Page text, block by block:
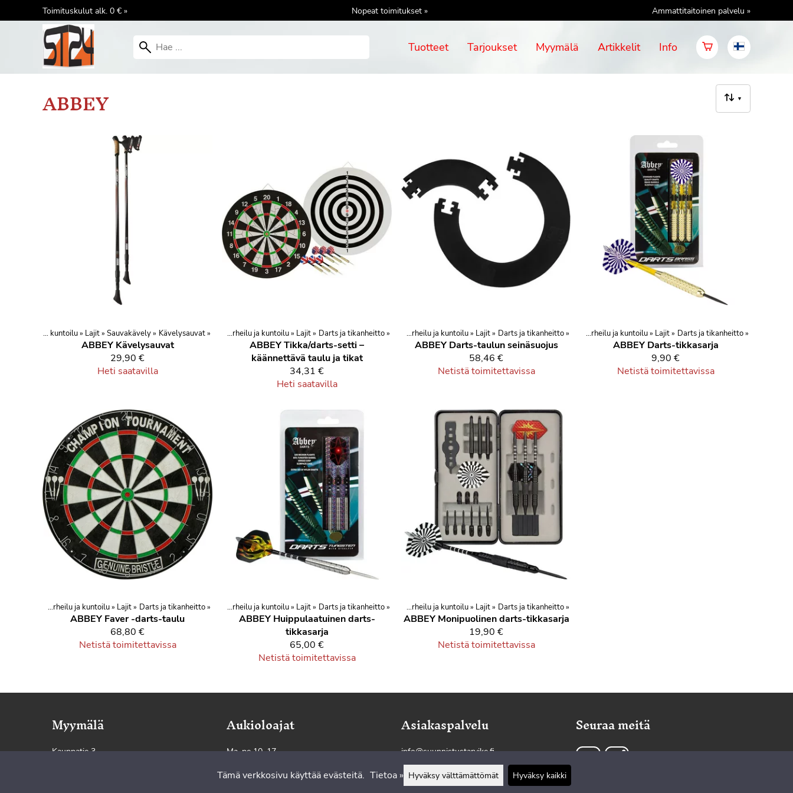
Toimituskulut alk. 0 € » Nopeat toimitukset » Ammattitaitoinen palvelu »
Tuotteet Tarjoukset Myymälä Artikkelit Info
▼
ABBEY
Urheilu ja kuntoilu‪» Lajit‪» Sauvakävely‪» Kävelysauvat‪»
ABBEY Kävelysauvat
29,90 €
Heti saatavilla
Tuotteet‪»Urheilu ja vapaa-aika Urheilu ja kuntoilu‪» Lajit‪» Darts ja tikanheitto‪»
ABBEY Tikka/darts-setti –
käännettävä taulu ja tikat
34,31 €
Heti saatavilla
Tuotteet ‪»Urheilu ja vapaa-aika Urheilu ja kuntoilu‪» Lajit‪» Darts ja tikanheitto‪»
ABBEY Darts-taulun seinäsuojus
58,46 €
Netistä toimitettavissa
Tuotteet ‪»Urheilu ja vapaa-aika Urheilu ja kuntoilu‪» Lajit‪» Darts ja tikanheitto‪»
ABBEY Darts-tikkasarja
9,90 €
Netistä toimitettavissa
Urheilu ja kuntoilu‪» Lajit‪» Darts ja tikanheitto‪»
ABBEY Faver -darts-taulu
68,80 €
Netistä toimitettavissa
Tuotteet ‪»Urheilu ja vapaa-aika Urheilu ja kuntoilu‪» Lajit‪» Darts ja tikanheitto‪»
ABBEY Huippulaatuinen darts-
tikkasarja
65,00 €
Netistä toimitettavissa
Tuotteet ‪»Urheilu ja vapaa-aika Urheilu ja kuntoilu‪» Lajit‪» Darts ja tikanheitto‪»
ABBEY Monipuolinen darts-tikkasarja
19,90 €
Netistä toimitettavissa
Myymälä
Kauppatie 3
Aukioloajat
Ma–pe 10–17
Asiakaspalvelu
info@suunnistustarvike.fi
050 300 0099
Seuraa meitä
Tämä verkkosivu käyttää evästeitä. Tietoa » Hyväksy välttämättömät Hyväksy kaikki